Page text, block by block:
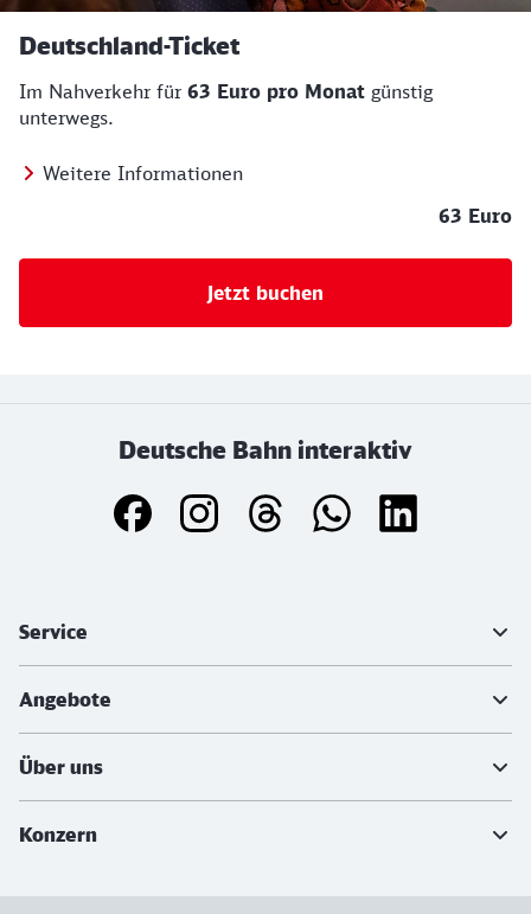
Deutschland-Ticket
Im Nahverkehr für 63 Euro pro Monat günstig
unterwegs.
Weitere Informationen
63 Euro
Jetzt buchen
Deutsche Bahn interaktiv
Service
Angebote
Über uns
Konzern